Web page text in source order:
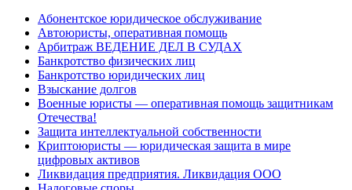
Абонентское юридическое обслуживание
Автоюристы, оперативная помощь
Арбитраж ВЕДЕНИЕ ДЕЛ В СУДАХ
Банкротство физических лиц
Банкротство юридических лиц
Взыскание долгов
Военные юристы — оперативная помощь защитникам
Отечества!
Защита интеллектуальной собственности
Криптоюристы — юридическая защита в мире
цифровых активов
Ликвидация предприятия. Ликвидация ООО